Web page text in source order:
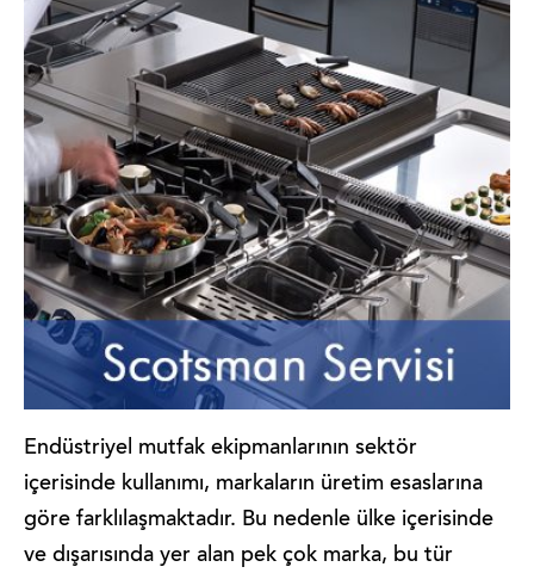
Endüstriyel mutfak ekipmanlarının sektör
içerisinde kullanımı, markaların üretim esaslarına
göre farklılaşmaktadır. Bu nedenle ülke içerisinde
ve dışarısında yer alan pek çok marka, bu tür